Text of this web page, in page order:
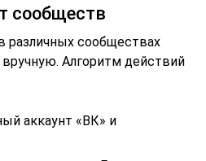
сообществ
различных сообществах
Алгоритм действий
аккаунт «ВК» и